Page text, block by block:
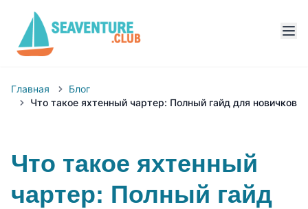
Главная
Блог
Что такое яхтенный чартер: Полный гайд для новичков
Что такое яхтенный
чартер: Полный гайд